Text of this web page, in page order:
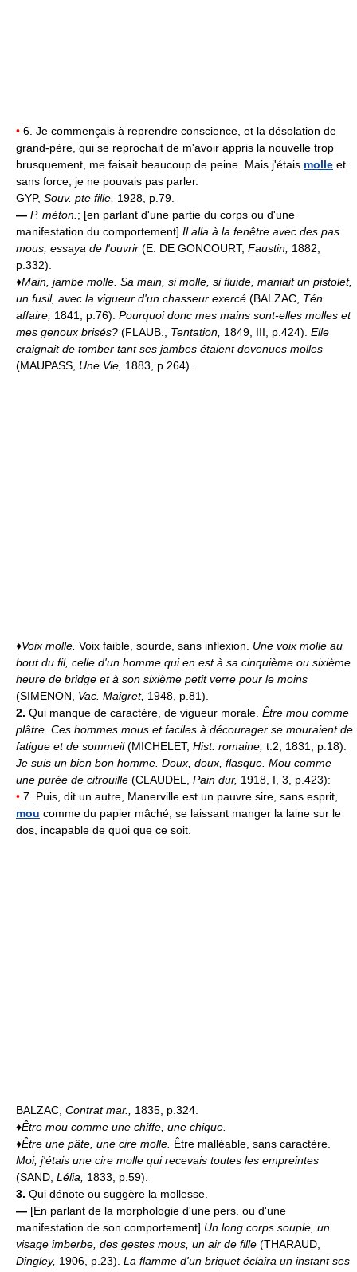
• 6. Je commençais à reprendre conscience, et la désolation de
grand-père, qui se reprochait de m'avoir appris la nouvelle trop
brusquement, me faisait beaucoup de peine. Mais j'étais molle et
sans force, je ne pouvais pas parler.
GYP, Souv. pte fille, 1928, p.79.
— P. méton. ; [en parlant d'une partie du corps ou d'une
manifestation du comportement] Il alla à la fenêtre avec des pas
mous, essaya de l'ouvrir (E. DE GONCOURT, Faustin, 1882,
p.332).
♦Main, jambe molle. Sa main, si molle, si fluide, maniait un pistolet,
un fusil, avec la vigueur d'un chasseur exercé (BALZAC, Tén.
affaire, 1841, p.76). Pourquoi donc mes mains sont-elles molles et
mes genoux brisés? (FLAUB., Tentation, 1849, III, p.424). Elle
craignait de tomber tant ses jambes étaient devenues molles
(MAUPASS, Une Vie, 1883, p.264).
♦Voix molle. Voix faible, sourde, sans inflexion. Une voix molle au
bout du fil, celle d'un homme qui en est à sa cinquième ou sixième
heure de bridge et à son sixième petit verre pour le moins
(SIMENON, Vac. Maigret, 1948, p.81).
2. Qui manque de caractère, de vigueur morale. Être mou comme
plâtre. Ces hommes mous et faciles à décourager se mouraient de
fatigue et de sommeil(MICHELET, Hist. romaine, t.2, 1831, p.18).
Je suis un bien bon homme. Doux, doux, flasque. Mou comme
une purée de citrouille (CLAUDEL, Pain dur, 1918, I, 3, p.423):
• 7. Puis, dit un autre, Manerville est un pauvre sire, sans esprit,
mou comme du papier mâché, se laissant manger la laine sur le
dos, incapable de quoi que ce soit.
BALZAC, Contrat mar., 1835, p.324.
♦Être mou comme une chiffe, une chique.
♦Être une pâte, une cire molle. Être malléable, sans caractère.
Moi, j'étais une cire molle qui recevais toutes les empreintes
(SAND, Lélia, 1833, p.59).
3. Qui dénote ou suggère la mollesse.
— [En parlant de la morphologie d'une pers. ou d'une
manifestation de son comportement] Un long corps souple, un
visage imberbe, des gestes mous, un air de fille (THARAUD,
Dingley, 1906, p.23). La flamme d'un briquet éclaira un instant ses